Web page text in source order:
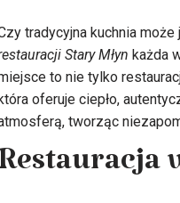
tradycyjna kuchnia
Stary Młyn każda
to nie tylko
oferuje ciepło,
tworząc